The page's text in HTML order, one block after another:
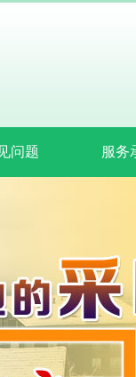
问题 服务